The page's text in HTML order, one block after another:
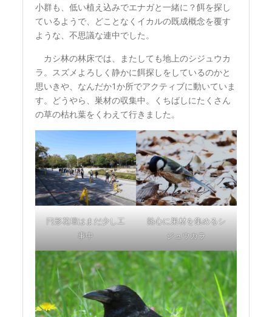
小群も、低い植え込みでエナガと一緒に？餌を探し
ているようで、どことなくイカルの既成概念を覆す
ような、不思議な連中でした。
カシ林の林床では、またしても地上のシジュウカ
ラ。スズメよろしく静かに餌探しをしているのかと
思いきや、なんだか1か所でアクティブに動いていま
す。どうやら、巣材の収集中。くちばしにたくさん
の草の枯れ葉をくわえて行きました。
円形花壇はまだ少し工
事中
熱心に巣材を集めるシ
ジュウカラ